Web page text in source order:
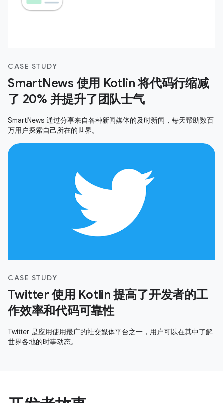
CASE STUDY
SmartNews 使用 Kotlin 将代码行缩减
了 20% 并提升了团队士气
SmartNews 通过分享来自各种新闻媒体的及时新闻，每天帮助数百
万用户探索自己所在的世界。
CASE STUDY
Twitter 使用 Kotlin 提高了开发者的工
作效率和代码可靠性
Twitter 是应用使用最广的社交媒体平台之一，用户可以在其中了解
世界各地的时事动态。